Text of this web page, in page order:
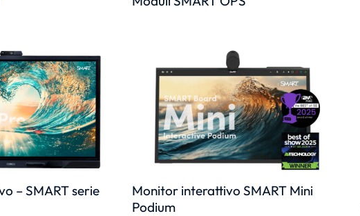
– SMART serie
Monitor interattivo SMART Mini
Podium